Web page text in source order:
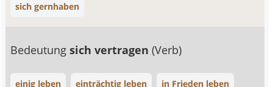
sich gernhaben
Bedeutungsich vertragen(Verb)
einig leben einträchtig leben in Frieden leben